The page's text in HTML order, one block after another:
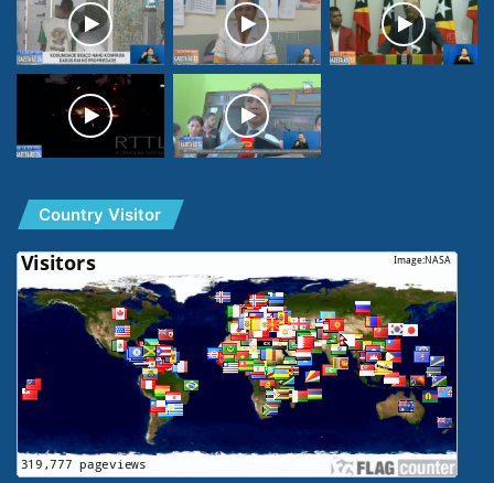
Country Visitor